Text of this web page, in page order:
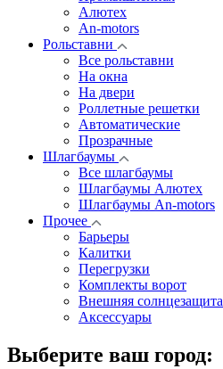
Алютех
An-motors
Рольставни
Все рольставни
На окна
На двери
Роллетные решетки
Автоматические
Прозрачные
Шлагбаумы
Все шлагбаумы
Шлагбаумы Алютех
Шлагбаумы An-motors
Прочее
Барьеры
Калитки
Перегрузки
Комплекты ворот
Внешняя солнцезащита
Аксессуары
Выберите ваш город: